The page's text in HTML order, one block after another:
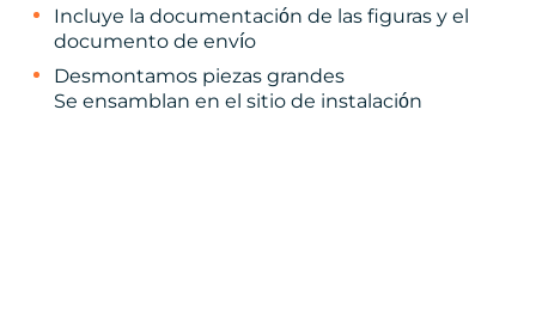
Incluye la documentación de las figuras y el
documento de envío
Desmontamos piezas grandes
Se ensamblan en el sitio de instalación